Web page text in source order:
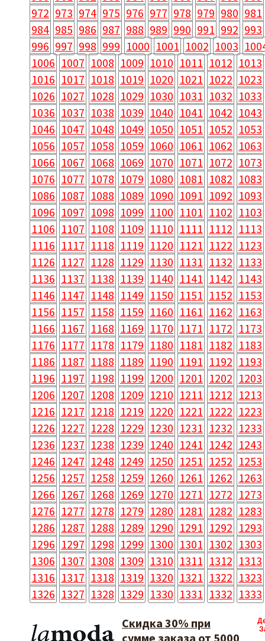
972 973 974 975 976 977 978 979 980 981
984 985 986 987 988 989 990 991 992 993
996 997 998 999 1000 1001 1002 1003
1006 1007 1008 1009 1010 1011 1012 1013
1016 1017 1018 1019 1020 1021 1022 1023
1026 1027 1028 1029 1030 1031 1032 1033
1036 1037 1038 1039 1040 1041 1042 1043
1046 1047 1048 1049 1050 1051 1052 1053
1056 1057 1058 1059 1060 1061 1062 1063
1066 1067 1068 1069 1070 1071 1072 1073
1076 1077 1078 1079 1080 1081 1082 1083
1086 1087 1088 1089 1090 1091 1092 1093
1096 1097 1098 1099 1100 1101 1102 1103
1106 1107 1108 1109 1110 1111 1112 1113
1116 1117 1118 1119 1120 1121 1122 1123
1126 1127 1128 1129 1130 1131 1132 1133
1136 1137 1138 1139 1140 1141 1142 1143
1146 1147 1148 1149 1150 1151 1152 1153
1156 1157 1158 1159 1160 1161 1162 1163
1166 1167 1168 1169 1170 1171 1172 1173
1176 1177 1178 1179 1180 1181 1182 1183
1186 1187 1188 1189 1190 1191 1192 1193
1196 1197 1198 1199 1200 1201 1202 1203
1206 1207 1208 1209 1210 1211 1212 1213
1216 1217 1218 1219 1220 1221 1222 1223
1226 1227 1228 1229 1230 1231 1232 1233
1236 1237 1238 1239 1240 1241 1242 1243
1246 1247 1248 1249 1250 1251 1252 1253
1256 1257 1258 1259 1260 1261 1262 1263
1266 1267 1268 1269 1270 1271 1272 1273
1276 1277 1278 1279 1280 1281 1282 1283
1286 1287 1288 1289 1290 1291 1292 1293
1296 1297 1298 1299 1300 1301 1302 1303
1306 1307 1308 1309 1310 1311 1312 1313
1316 1317 1318 1319 1320 1321 1322 1323
1326 1327 1328 1329 1330 1331 1332 1333
Скидка 30% при
сумме заказа от 5000